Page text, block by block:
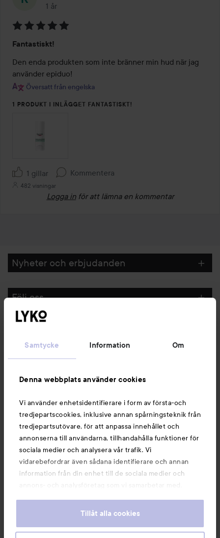
Samtycke Information Om
Denna webbplats använder cookies
Vi använder enhetsidentifierare i form av första-och
tredjepartscookies, inklusive annan spårningsteknik från
tredjepartsutövare, för att anpassa innehållet och
annonserna till användarna, tillhandahålla funktioner för
sociala medier och analysera vår trafik. Vi
vidarebefordrar även sådana identifierare och annan
information från din enhet till de sociala medier och
annons- och analysföretag som vi samarbetar med.
information som du har tillhandahållit eller som de har
våra cookies vid fortsatt användande av vår webbplats.
Tillåt alla cookies
1 år
Inlägget skapades 1 år
5
av
5
Fantastiskt!
Den enda produkten som inte bränner min hud när jag
använder epiduo!
Översatt från engelska
1 PRODUKT I INLÄGGET FANTASTISKT!
1 gillar Kommentera
482 visningar
Logga in för att lämna en kommentar
Nyheter och erbjudanden
Följ oss
Du kanske också gillar